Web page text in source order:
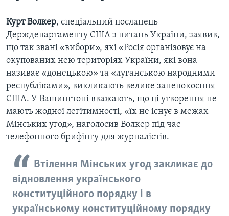
Курт Волкер, спеціальний посланець
Держдепартаменту США з питань України, заявив,
що так звані «вибори», які «Росія організовує на
окупованих нею територіях України, які вона
називає «донецькою» та «луганською народними
республіками», викликають велике занепокоєння
США. У Вашингтоні вважають, що ці утворення не
мають жодної легітимності, «їх не існує в межах
Мінських угод», наголосив Волкер під час
телефонного брифінгу для журналістів.
Втілення Мінських угод закликає до
відновлення українського
конституційного порядку і в
українському конституційному порядку